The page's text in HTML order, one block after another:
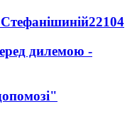
22104
дилемою -